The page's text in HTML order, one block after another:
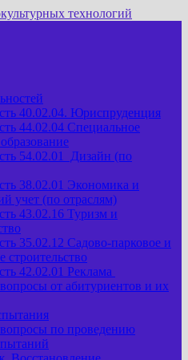
40.02.04. Юриспруденция
44.02.04 Специальное
54.02.01 Дизайн (по
38.02.01 Экономика и
учет (по отраслям)
43.02.16 Туризм и
35.02.12 Садово-парковое и
строительство
42.02.01 Реклама
от абитуриентов и их
по проведению